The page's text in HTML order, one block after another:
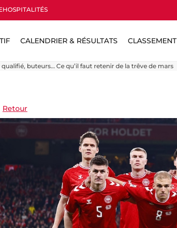
HOSPITALITÉS
CALENDRIER & RÉSULTATS CLASSEMENT
buteurs… Ce qu’il faut retenir de la trêve de mars
Retour